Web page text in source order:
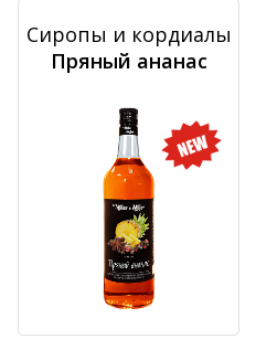
Сиропы и кордиалы
Пряный ананас